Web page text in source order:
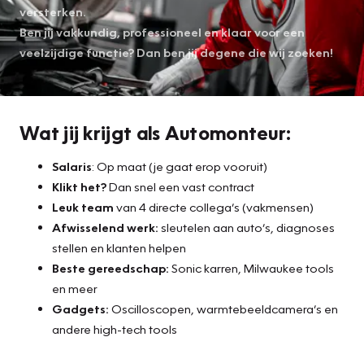
versterken.
Ben jij vakkundig, professioneel en klaar voor een
veelzijdige functie? Dan ben jij degene die wij zoeken!
Wat jij krijgt als Automonteur:
Salaris: Op maat (je gaat erop vooruit)
Klikt het?Dan snel een vast contract
Leuk team van 4 directe collega’s (vakmensen)
Afwisselend werk: sleutelen aan auto’s, diagnoses
stellen en klanten helpen
Beste gereedschap: Sonic karren, Milwaukee tools
en meer
Gadgets: Oscilloscopen, warmtebeeldcamera’s en
andere high-tech tools